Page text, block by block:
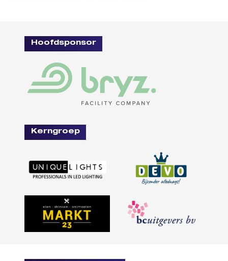
Hoofdsponsor
Kerngroep